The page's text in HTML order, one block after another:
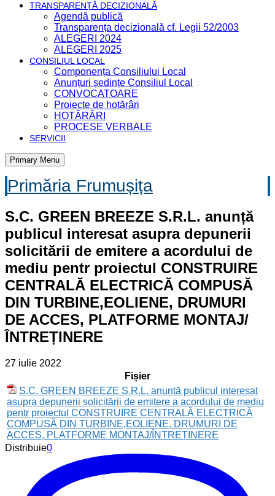
TRANSPARENȚĂ DECIZIONALĂ
Agendă publică
Transparența decizională cf. Legii 52/2003
ALEGERI 2024
ALEGERI 2025
CONSILIUL LOCAL
Componența Consiliului Local
Anunțuri ședințe Consiliul Local
CONVOCATOARE
Proiecte de hotărâri
HOTĂRÂRI
PROCESE VERBALE
SERVICII
Primary Menu
Primăria Frumușița
S.C. GREEN BREEZE S.R.L. anunță
publicul interesat asupra depunerii
solicitării de emitere a acordului de
mediu pentr proiectul CONSTRUIRE
CENTRALĂ ELECTRICĂ COMPUSĂ
DIN TURBINE,EOLIENE, DRUMURI
DE ACCES, PLATFORME MONTAJ/
ÎNTREȚINERE
27 iulie 2022
Fișier
S.C. GREEN BREEZE S.R.L. anunță publicul interesat
asupra depunerii solicitării de emitere a acordului de mediu
pentr proiectul CONSTRUIRE CENTRALĂ ELECTRICĂ
COMPUSĂ DIN TURBINE,EOLIENE, DRUMURI DE
ACCES, PLATFORME MONTAJ/ÎNTREȚINERE
Distribuie0